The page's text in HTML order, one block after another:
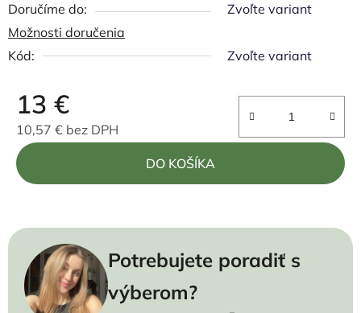
Zvoľte variant
Možnosti doručenia
Kód:
Zvoľte variant
13 €
10,57 € bez DPH
Jednotková cena:
DO KOŠÍKA
Potrebujete poradiť s
výberom?